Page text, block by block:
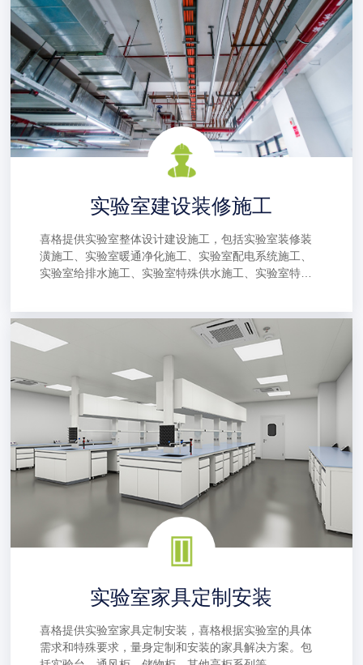
实验室建设装修施工
喜格提供实验室整体设计建设施工，包括实验室装修装
潢施工、实验室暖通净化施工、实验室配电系统施工、
实验室给排水施工、实验室特殊供水施工、实验室特殊
实验室家具定制安装
喜格提供实验室家具定制安装，喜格根据实验室的具体
需求和特殊要求，量身定制和安装的家具解决方案。包